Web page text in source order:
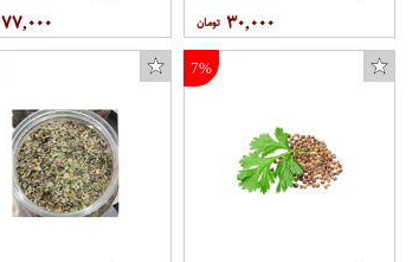
۳۰,۰۰۰ ۷۷,۰۰۰
7%